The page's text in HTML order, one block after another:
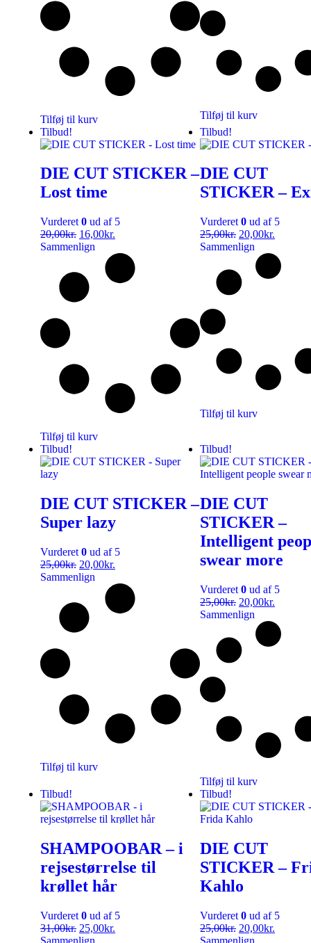
Tilføj til kurv
Tilføj til kurv
Tilbud!
DIE CUT STICKER –
Lost time
Vurderet 0 ud af 5
20,00kr. 16,00kr.
Sammenlign
Tilføj til kurv
Tilbud!
DIE CUT
STICKER –
Vurderet 0 ud af 5
25,00kr. 20,00kr.
Sammenlign
Tilføj til kurv
Tilbud!
DIE CUT STICKER –
Super lazy
Vurderet 0 ud af 5
25,00kr. 20,00kr.
Sammenlign
Tilføj til kurv
Tilbud!
DIE CUT
STICKER –
Intelligent
swear more
Vurderet 0 ud af 5
25,00kr. 20,00kr.
Sammenlign
Tilføj til kurv
Tilbud!
SHAMPOOBAR – i
rejsestørrelse til
krøllet hår
Vurderet 0 ud af 5
31,00kr. 25,00kr.
Sammenlign
Tilbud!
DIE CUT
STICKER –
Kahlo
Vurderet 0 ud af 5
25,00kr. 20,00kr.
Sammenlign